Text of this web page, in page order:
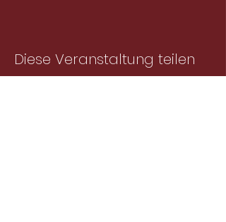
Diese Veranstaltung teilen